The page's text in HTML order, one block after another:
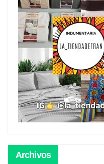
Archivos